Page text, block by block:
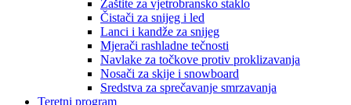
Zaštite za vjetrobransko staklo
Čistači za snijeg i led
Lanci i kandže za snijeg
Mjerači rashladne tečnosti
Navlake za točkove protiv proklizavanja
Nosači za skije i snowboard
Sredstva za sprečavanje smrzavanja
Teretni program